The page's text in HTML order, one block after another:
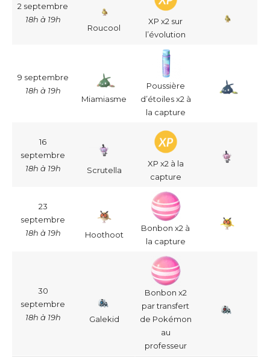
2 septembre
18h à 19h
Roucool
XP x2 sur
l’évolution
9 septembre
18h à 19h
Miamiasme
Poussière
d’étoiles x2 à
la capture
16
septembre
18h à 19h
Scrutella
XP x2 à la
capture
23
septembre
18h à 19h
Hoothoot
Bonbon x2 à
la capture
30
septembre
18h à 19h
Galekid
Bonbon x2
par transfert
de Pokémon
au
professeur